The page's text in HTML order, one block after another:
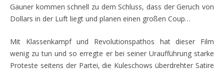
Gauner kommen schnell zu dem Schluss, dass der Geruch von
Dollars in der Luft liegt und planen einen großen Coup…
Mit Klassenkampf und Revolutionspathos hat dieser Film
wenig zu tun und so erregte er bei seiner Uraufführung starke
Proteste seitens der Partei, die Kuleschows überdrehter Satire